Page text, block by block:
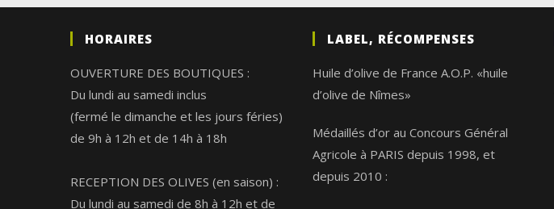
HORAIRES
OUVERTURE DES BOUTIQUES :
Du lundi au samedi inclus
(fermé le dimanche et les jours féries)
de 9h à 12h et de 14h à 18h
RECEPTION DES OLIVES (en saison) :
Du lundi au samedi de 8h à 12h et de
LABEL, RÉCOMPENSES
Huile d’olive de France A.O.P. «huile
d’olive de Nîmes»
Médaillés d’or au Concours Général
Agricole à PARIS depuis 1998, et
depuis 2010 :